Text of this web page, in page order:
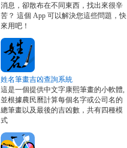
消息，卻散布在不同東西，找出來很辛
苦？ 這個 App 可以解決您這些問題，快
來用吧！
姓名筆畫吉凶查詢系統
這是一個提供中文字康熙筆畫的小軟體,
並根據農民曆計算每個名字或公司名的
總筆畫以及最後的吉凶數，共有四種模
式